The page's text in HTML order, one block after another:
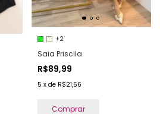
+2
Saia Priscila
R$89,99
5 x de R$21,56
Comprar